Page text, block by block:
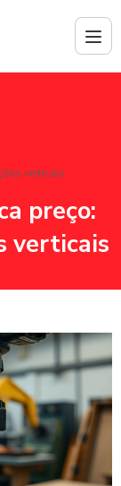
verticais
preço:
verticais